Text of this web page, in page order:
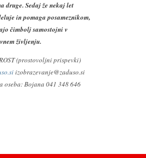
druge. Sedaj že nekaj let
in pomaga posameznikom,
čimbolj samostojni v
življenju.
(prostovoljni prispevki)
izobrazevanje@zaduso.si
oseba: Bojana 041 348 646